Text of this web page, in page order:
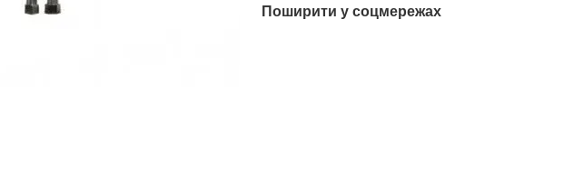
Поширити у соцмережах